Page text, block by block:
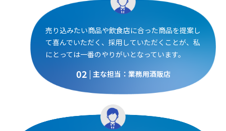
売り込みたい商品や飲食店に合った商品を提案し
て喜んでいただく、採用していただくことが、私
にとっては一番のやりがいとなっています。
02 主な担当：業務用酒販店